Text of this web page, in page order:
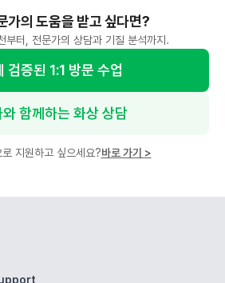
가의 도움을 받고 싶다면?
부터, 전문가의 상담과 기질 분석까지.
검증된 1:1 방문 수업
함께하는 화상 상담
지원하고 싶으세요?바로 가기 >